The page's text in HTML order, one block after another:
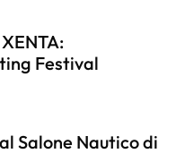
Festival
Salone Nautico di